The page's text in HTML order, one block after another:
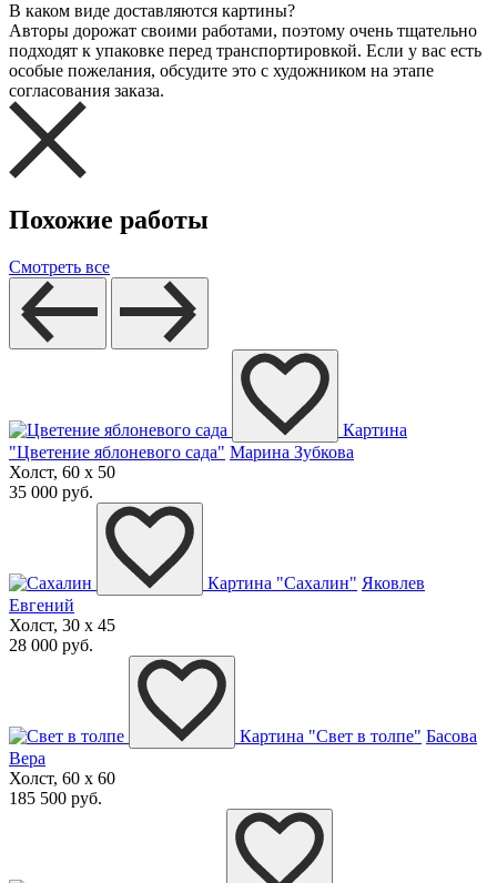
В каком виде доставляются картины?
Авторы дорожат своими работами, поэтому очень тщательно
подходят к упаковке перед транспортировкой. Если у вас есть
особые пожелания, обсудите это с художником на этапе
согласования заказа.
Похожие работы
Смотреть все
Картина
"Цветение яблоневого сада" Марина Зубкова
Холст, 60 x 50
35 000 руб.
Картина "Сахалин" Яковлев
Евгений
Холст, 30 x 45
28 000 руб.
Картина "Свет в толпе" Басова
Вера
Холст, 60 x 60
185 500 руб.